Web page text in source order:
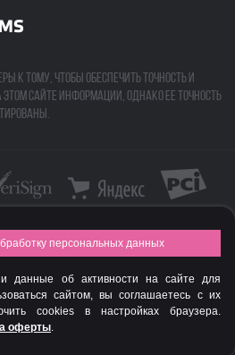
к тому, чтобы обеспечить точность и
сайте информации, однако ее точность
2015
косметики Spadream
скидку
персональных данных
данные об активности на сайте для
сайтом, вы соглашаетесь с их
cookies в настройках браузера.
оферты.